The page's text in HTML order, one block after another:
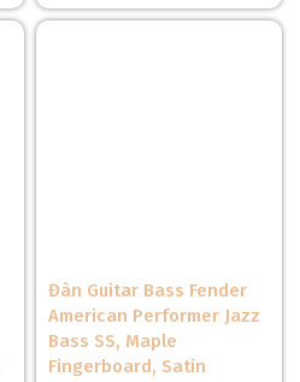
Đàn Guitar Bass Fender
American Performer Jazz
Bass SS, Maple
Fingerboard, Satin